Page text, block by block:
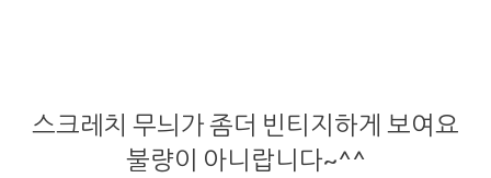
스크레치 무늬가 좀더 빈티지하게 보여요
불량이 아니랍니다~^^